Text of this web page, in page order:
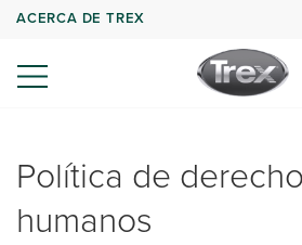
ACERCA DE TREX
Política de
humanos